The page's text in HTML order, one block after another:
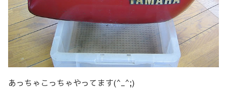
あっちゃこっちゃやってます(^_^;)